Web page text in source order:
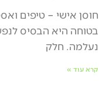
חוסן אישי – טיפים
נעלמה. חלק
קרא עוד »